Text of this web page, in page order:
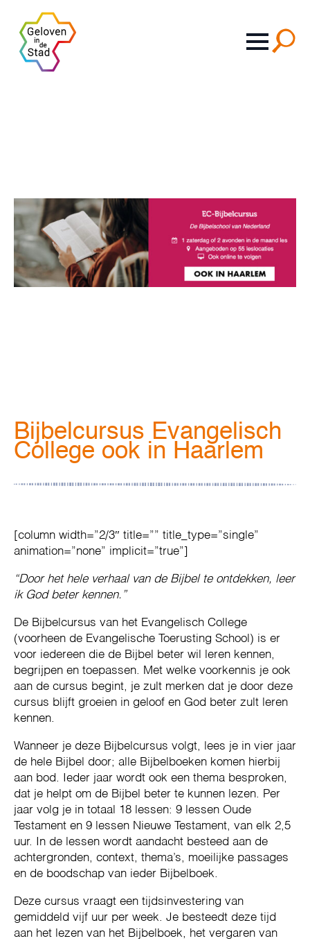
Bijbelcursus Evangelisch
College ook in Haarlem
[column width=”2/3″ title=”” title_type=”single”
animation=”none” implicit=”true”]
“Door het hele verhaal van de Bijbel te ontdekken, leer
ik God beter kennen.”
De Bijbelcursus van het Evangelisch College
(voorheen de Evangelische Toerusting School) is er
voor iedereen die de Bijbel beter wil leren kennen,
begrijpen en toepassen. Met welke voorkennis je ook
aan de cursus begint, je zult merken dat je door deze
cursus blijft groeien in geloof en God beter zult leren
kennen.
Wanneer je deze Bijbelcursus volgt, lees je in vier jaar
de hele Bijbel door; alle Bijbelboeken komen hierbij
aan bod. Ieder jaar wordt ook een thema besproken,
dat je helpt om de Bijbel beter te kunnen lezen. Per
jaar volg je in totaal 18 lessen: 9 lessen Oude
Testament en 9 lessen Nieuwe Testament, van elk 2,5
uur. In de lessen wordt aandacht besteed aan de
achtergronden, context, thema’s, moeilijke passages
en de boodschap van ieder Bijbelboek.
Deze cursus vraagt een tijdsinvestering van
gemiddeld vijf uur per week. Je besteedt deze tijd
aan het lezen van het Bijbelboek, het vergaren van